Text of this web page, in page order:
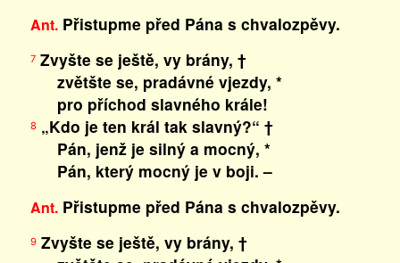
Ant.Přistupme před Pána s chvalozpěvy.
7Zvyšte se ještě, vy brány, †
zvětšte se, pradávné vjezdy, *
pro příchod slavného krále!
8 „Kdo je ten král tak slavný?“ †
Pán, jenž je silný a mocný, *
Pán, který mocný je v boji. –
Ant.Přistupme před Pána s chvalozpěvy.
9Zvyšte se ještě, vy brány, †